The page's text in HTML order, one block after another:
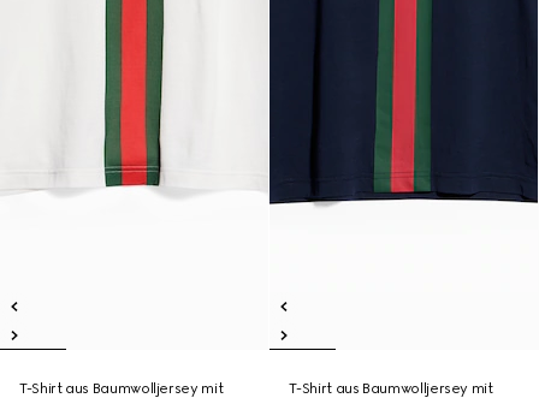
T-Shirt aus Baumwolljersey mit
T-Shirt aus Baumwolljersey mit